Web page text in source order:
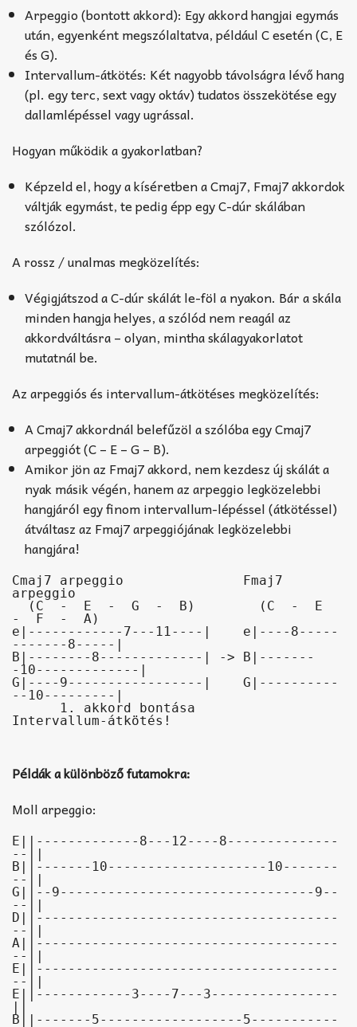
Arpeggio (bontott akkord): Egy akkord hangjai egymás
után, egyenként megszólaltatva, például C esetén (C, E
és G).
Intervallum-átkötés: Két nagyobb távolságra lévő hang
(pl. egy terc, sext vagy oktáv) tudatos összekötése egy
dallamlépéssel vagy ugrással.
Hogyan működik a gyakorlatban?
Képzeld el, hogy a kíséretben a Cmaj7, Fmaj7 akkordok
váltják egymást, te pedig épp egy C-dúr skálában
szólózol.
A rossz / unalmas megközelítés:
Végigjátszod a C-dúr skálát le-föl a nyakon. Bár a skála
minden hangja helyes, a szólód nem reagál az
akkordváltásra – olyan, mintha skálagyakorlatot
mutatnál be.
Az arpeggiós és intervallum-átkötéses megközelítés:
A Cmaj7 akkordnál belefűzöl a szólóba egy Cmaj7
arpeggiót (C – E – G – B).
Amikor jön az Fmaj7 akkord, nem kezdesz új skálát a
nyak másik végén, hanem az arpeggio legközelebbi
hangjáról egy finom intervallum-lépéssel (átkötéssel)
átváltasz az Fmaj7 arpeggiójának legközelebbi
hangjára!
Cmaj7 arpeggio               Fmaj7
arpeggio
-  F  -  A)
e|------------7---11----|    e|----8-----
-------8-----|
B|--------8-------------| -> B|-------
-10-------------|
G|----9-----------------|    G|----------
--10---------|
Példák a különböző futamokra:
Moll arpeggio:
E||-------------8---12----8--------------
--||
B||-------10--------------------10-------
--||
G||--9--------------------------------9--
--||
D||--------------------------------------
--||
A||--------------------------------------
--||
E||--------------------------------------
--||
E||------------3----7---3----------------
B||-------5------------------5-----------